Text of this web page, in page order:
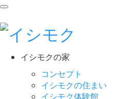
イシモクの家
コンセプト
イシモクの住まい
イシモク体験館